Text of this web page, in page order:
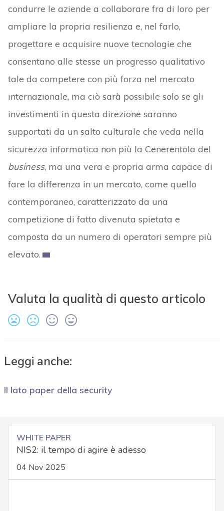
condurre le aziende a collaborare fra di loro per
ampliare la propria resilienza e, nel farlo,
progettare e acquisire nuove tecnologie che
consentano alle stesse un progresso qualitativo
tale da competere con più forza nel mercato
internazionale, ma ciò sarà possibile solo se gli
investimenti in questa direzione saranno
supportati da un salto culturale che veda nella
sicurezza informatica non più la Cenerentola del
business, ma una vera e propria arma capace di
fare la differenza in un mercato, come quello
contemporaneo, caratterizzato da una
competizione di fatto divenuta spietata e
composta da un numero di operatori sempre più
elevato.
Valuta la qualità di questo articolo
Leggi anche:
Il lato paper della security
WHITE PAPER
NIS2: il tempo di agire è adesso
04 Nov 2025